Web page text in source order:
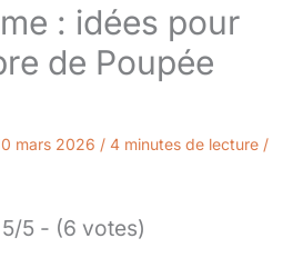
: idées pour
de Poupée
mars 2026 / 4 minutes de lecture /
5/5 - (6 votes)